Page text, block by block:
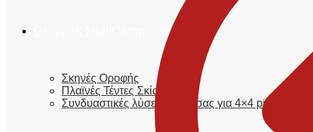
Groupak MultiCamping®
Σκηνές Οροφής
Πλαϊνές Τέντες Σκίασης
Συνδυαστικές λύσεις καρότσας για 4×4 pick-up